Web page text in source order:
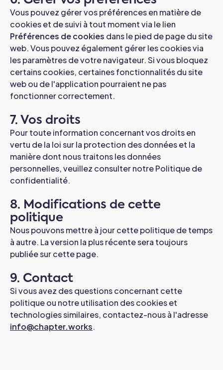
Vous pouvez gérer vos préférences en matière de
cookies et de suivi à tout moment via le lien
Préférences de cookies dans le pied de page du site
web. Vous pouvez également gérer les cookies via
les paramètres de votre navigateur. Si vous bloquez
certains cookies, certaines fonctionnalités du site
web ou de l'application pourraient ne pas
fonctionner correctement.
7. Vos droits
Pour toute information concernant vos droits en
vertu de la loi sur la protection des données et la
manière dont nous traitons les données
personnelles, veuillez consulter notre Politique de
confidentialité.
8. Modifications de cette
politique
Nous pouvons mettre à jour cette politique de temps
à autre. La version la plus récente sera toujours
publiée sur cette page.
9. Contact
Si vous avez des questions concernant cette
politique ou notre utilisation des cookies et
technologies similaires, contactez-nous à l'adresse
info@chapter.works.